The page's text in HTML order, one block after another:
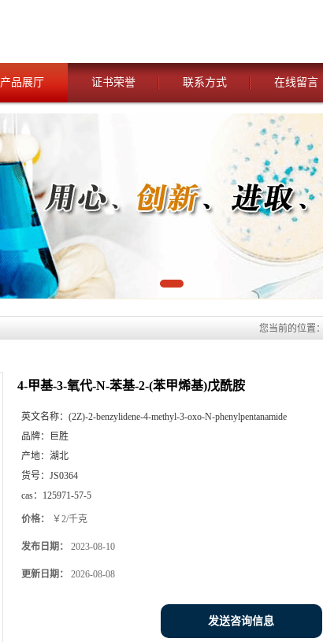
产品展厅 证书荣誉 联系方式 在线留言
您当前的位置：
4-甲基-3-氧代-N-苯基-2-(苯甲烯基)戊酰胺
英文名称： (2Z)-2-benzylidene-4-methyl-3-oxo-N-phenylpentanamide
品牌：
巨胜
产地： 湖北
货号： JS0364
cas： 125971-57-5
价格： ￥2/千克
发布日期： 2023-08-10
更新日期： 2026-08-08
发送咨询信息